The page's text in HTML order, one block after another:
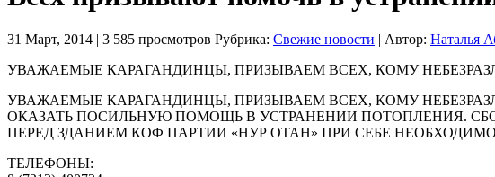
31 Март, 2014 | 3 585 просмотров Рубрика: Свежие новости Автор: Наталья
УВАЖАЕМЫЕ КАРАГАНДИНЦЫ, ПРИЗЫВАЕМ ВСЕХ, КОМУ
УВАЖАЕМЫЕ КАРАГАНДИНЦЫ, ПРИЗЫВАЕМ ВСЕХ, КОМУ
ОКАЗАТЬ ПОСИЛЬНУЮ ПОМОЩЬ В УСТРАНЕНИИ ПОТОПЛЕНИЯ.
ПЕРЕД ЗДАНИЕМ КОФ ПАРТИИ «НУР ОТАН» ПРИ СЕБЕ
ТЕЛЕФОНЫ: